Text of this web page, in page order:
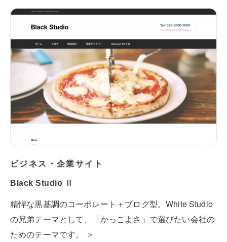
ビジネス・企業サイト
Black Studio Ⅱ
精悍な黒基調のコーポレート＋ブログ型。White Studio
の兄弟テーマとして、「かっこよさ」で選びたい会社の
ためのテーマです。 ＞